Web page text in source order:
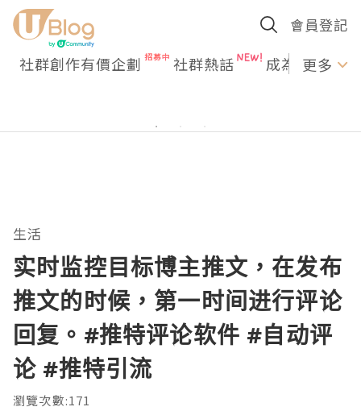
會員登記
社群創作有價企劃 社群熱話 成為U更多
生活
实时监控目标博主推文，在发布
推文的时候，第一时间进行评论
回复。#推特评论软件 #自动评
论 #推特引流
瀏覽次數:171